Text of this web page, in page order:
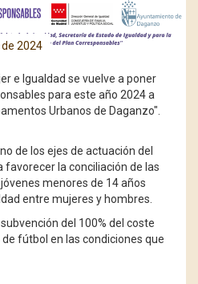
2024
e Igualdad se vuelve a poner
para este año 2024 a
Urbanos de Daganzo".
de los ejes de actuación del
favorecer la conciliación de las
menores de 14 años
entre mujeres y hombres.
del 100% del coste
fútbol en las condiciones que